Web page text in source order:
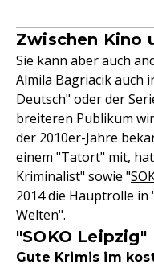
Zwischen Kino
Sie kann aber auch
Almila Bagriacik auch
Deutsch" oder der
breiteren Publikum
der 2010er-Jahre
einem "Tatort" mit,
Kriminalist" sowie "
2014 die Hauptrolle in
Welten".
"SOKO Leipzig"
Gute Krimis im